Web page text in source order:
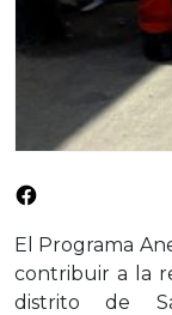
El Programa
contribuir a la
distrito de